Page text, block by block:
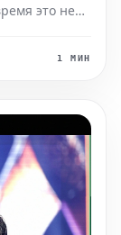
это не
Маверикс
1 МИН